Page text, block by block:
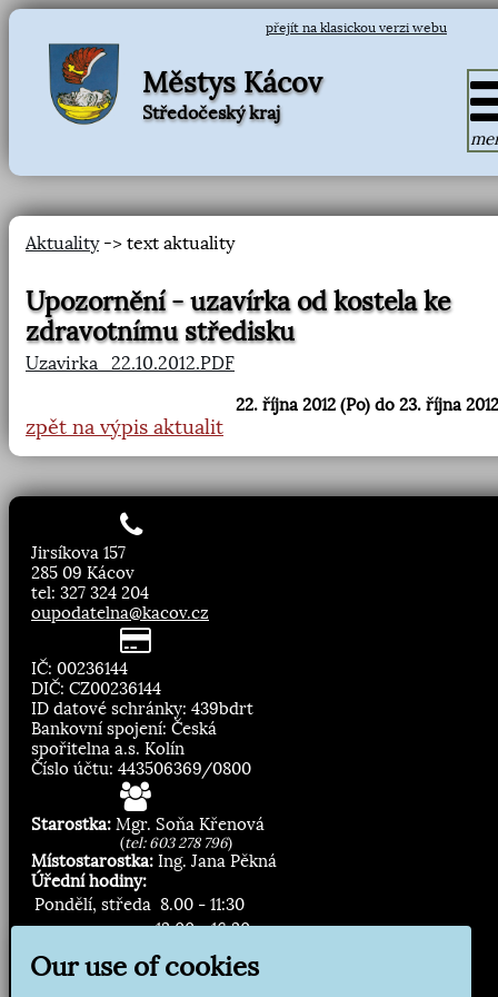
přejít na klasickou verzi webu
Městys Kácov
Středočeský kraj
Aktuality-> text aktuality
Upozornění - uzavírka od kostela ke
zdravotnímu středisku
Uzavirka_22.10.2012.PDF
22. října 2012 (Po) do 23. října
zpět na výpis aktualit
Jirsíkova 157
285 09 Kácov
tel: 327 324 204
oupodatelna@kacov.cz
IČ: 00236144
DIČ: CZ00236144
ID datové schránky: 439bdrt
Bankovní spojení: Česká
spořitelna a.s. Kolín
Číslo účtu: 443506369/0800
Starostka: Mgr. Soňa Křenová
(tel: 603 278 796)
Místostarostka: Ing. Jana Pěkná
Úřední hodiny:
Pondělí, středa 8.00 - 11:30
13:00 - 16:30
Our use of cookies